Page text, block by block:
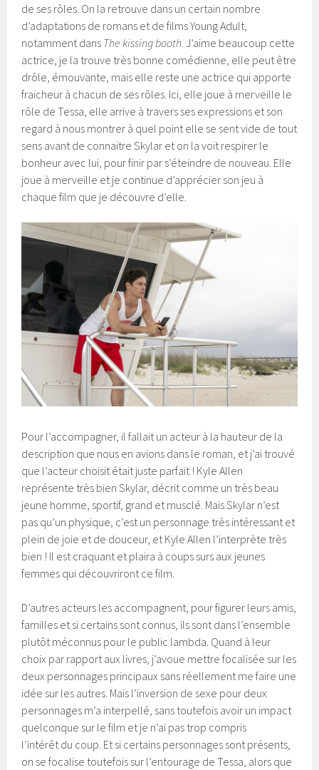
de ses rôles. On la retrouve dans un certain nombre
d’adaptations de romans et de films Young Adult,
notamment dans The kissing booth . J’aime beaucoup cette
actrice, je la trouve très bonne comédienne, elle peut être
drôle, émouvante, mais elle reste une actrice qui apporte
fraicheur à chacun de ses rôles. Ici, elle joue à merveille le
rôle de Tessa, elle arrive à travers ses expressions et son
regard à nous montrer à quel point elle se sent vide de tout
sens avant de connaitre Skylar et on la voit respirer le
bonheur avec lui, pour finir par s’éteindre de nouveau. Elle
joue à merveille et je continue d’apprécier son jeu à
chaque film que je découvre d’elle.
Pour l’accompagner, il fallait un acteur à la hauteur de la
description que nous en avions dans le roman, et j’ai trouvé
que l’acteur choisit était juste parfait ! Kyle Allen
représente très bien Skylar, décrit comme un très beau
jeune homme, sportif, grand et musclé. Mais Skylar n’est
pas qu’un physique, c’est un personnage très intéressant et
plein de joie et de douceur, et Kyle Allen l’interprète très
bien ! Il est craquant et plaira à coups surs aux jeunes
femmes qui découvriront ce film.
D’autres acteurs les accompagnent, pour figurer leurs amis,
familles et si certains sont connus, ils sont dans l’ensemble
plutôt méconnus pour le public lambda. Quand à leur
choix par rapport aux livres, j’avoue mettre focalisée sur les
deux personnages principaux sans réellement me faire une
idée sur les autres. Mais l’inversion de sexe pour deux
personnages m’a interpellé, sans toutefois avoir un impact
quelconque sur le film et je n’ai pas trop compris
l’intérêt du coup. Et si certains personnages sont présents,
on se focalise toutefois sur l’entourage de Tessa, alors que